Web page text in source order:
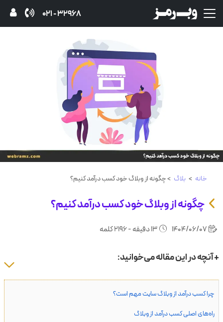
32968 - 021
خانه > بلاگ > چگونه از وبلاگ خود کسب درآمد کنیم؟
چگونه از وبلاگ خود کسب درآمد کنیم؟
+ آنچه در این مقاله می‌خوانید:
چرا کسب درآمد از وبلاگ سایت مهم است؟
راه‌های اصلی کسب درآمد از وبلاگ